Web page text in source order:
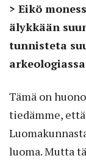
> Eikö
älykkään
tunnisteta
Tämä on
tiedämme,
luoma. Mutta